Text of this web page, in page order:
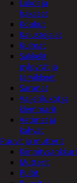
Lukot ja
hakaset
Koukut
Kalustejalat
Kulmat
Sakkelit,
pylpyrät ja
tarvikkeet
Saranat
Vaijerilukot ja
klemmarit
Vetimet ja
kahvat
Ruuvit ja mutterit
Mutterit
Pultit